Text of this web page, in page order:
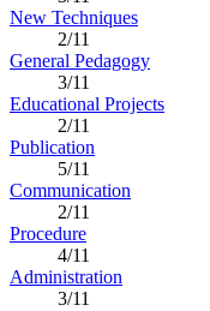
New Techniques
2/11
General Pedagogy
3/11
Educational Projects
2/11
Publication
5/11
Communication
2/11
Procedure
4/11
Administration
3/11